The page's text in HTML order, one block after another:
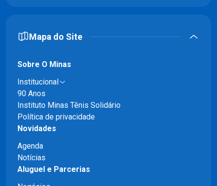
Mapa do Site
Sobre O Minas
Institucional
90 Anos
Instituto Minas Tênis Solidário
Política de privacidade
Novidades
Agenda
Notícias
Aluguel e Parcerias